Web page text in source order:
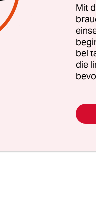
der Deutschen
Kaja Kallas
Dienstag in
heißt es, die
– so etwa der
Mit
bei
die